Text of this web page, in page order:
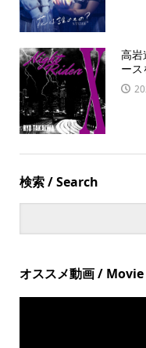
高岩
ー
検索 / Search
オススメ動画 / Movie